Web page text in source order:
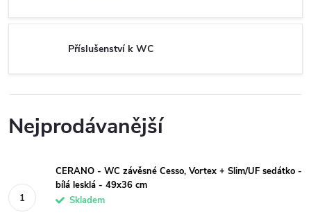
Příslušenství k WC
Nejprodávanější
CERANO - WC závěsné Cesso, Vortex + Slim/UF sedátko -
bílá lesklá - 49x36 cm
Skladem